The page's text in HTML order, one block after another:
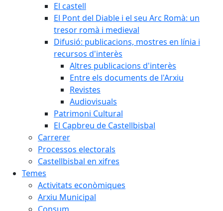
El castell
El Pont del Diable i el seu Arc Romà: un
tresor romà i medieval
Difusió: publicacions, mostres en línia i
recursos d'interès
Altres publicacions d'interès
Entre els documents de l'Arxiu
Revistes
Audiovisuals
Patrimoni Cultural
El Capbreu de Castellbisbal
Carrerer
Processos electorals
Castellbisbal en xifres
Temes
Activitats econòmiques
Arxiu Municipal